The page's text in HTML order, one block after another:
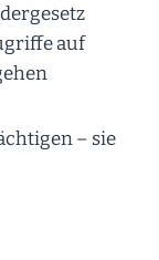
auf
– sie